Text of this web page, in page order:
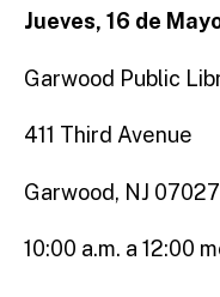
Jueves, 16 de
Garwood Public
411 Third Avenue
Garwood, NJ 07027
10:00 a.m. a 12:00